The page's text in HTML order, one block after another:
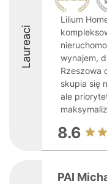
Laureaci
Lilium
wynajem,
Rzeszowa
skupia się
ale
8.6
PAI